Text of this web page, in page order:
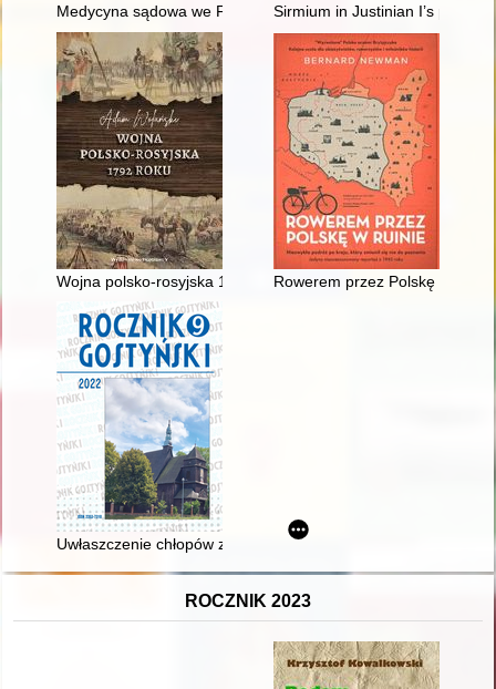
Medycyna sądowa we Francji w XVIII stuleciu
Sirmium in Justinian I’s
Wojna polsko-rosyjska 1792 rokuRowerem przez Polskę w
Uwłaszczenie chłopów z miejscowości Strzelce Wielkie i Lipie
ROCZNIK 2023